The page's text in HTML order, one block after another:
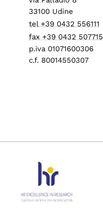
33100 Udine
tel +39 0432 556111
fax +39 0432 507715
p.iva 01071600306
c.f. 80014550307